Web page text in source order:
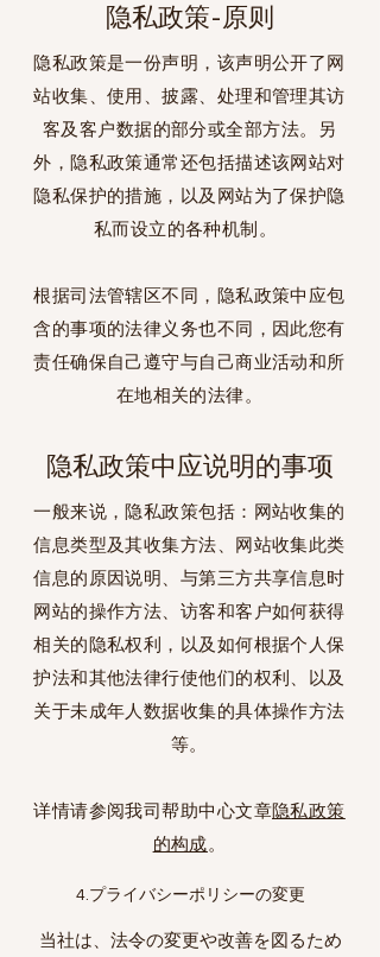
隐私政策-原则
隐私政策是一份声明，该声明公开了网
站收集、使用、披露、处理和管理其访
客及客户数据的部分或全部方法。另
外，隐私政策通常还包括描述该网站对
隐私保护的措施，以及网站为了保护隐
私而设立的各种机制。
根据司法管辖区不同，隐私政策中应包
含的事项的法律义务也不同，因此您有
责任确保自己遵守与自己商业活动和所
在地相关的法律。
隐私政策中应说明的事项
一般来说，隐私政策包括：网站收集的
信息类型及其收集方法、网站收集此类
信息的原因说明、与第三方共享信息时
网站的操作方法、访客和客户如何获得
相关的隐私权利，以及如何根据个人保
护法和其他法律行使他们的权利、以及
关于未成年人数据收集的具体操作方法
等。
详情请参阅我司帮助中心文章隐私政策
的构成 。
4.プライバシーポリシーの変更
当社は、法令の変更や改善を図るため